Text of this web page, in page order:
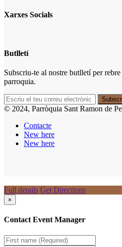
Xarxes Socials
Butlletí
Subscriu-te al nostre butlletí per
parroquia.
© 2024, Parròquia Sant Ramon de
Contacte
New here
New here
Full details Get Directions
×
Contact Event Manager